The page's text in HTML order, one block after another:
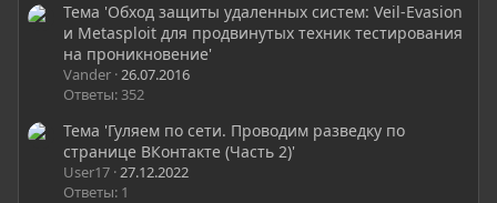
Тема 'Обход защиты удаленных систем: Veil-Evasion
и Metasploit для продвинутых техник тестирования
на проникновение'
Vander 26.07.2016
Ответы: 352
Тема 'Гуляем по сети. Проводим разведку по
странице ВКонтакте (Часть 2)'
User17 27.12.2022
Ответы: 1